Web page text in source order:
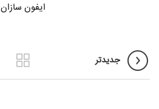
ایفون سازان
جدیدتر